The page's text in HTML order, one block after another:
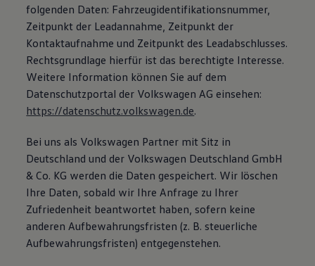
folgenden Daten: Fahrzeugidentifikationsnummer,
Zeitpunkt der Leadannahme, Zeitpunkt der
Kontaktaufnahme und Zeitpunkt des Leadabschlusses.
Rechtsgrundlage hierfür ist das berechtigte Interesse.
Weitere Information können Sie auf dem
Datenschutzportal der Volkswagen AG einsehen:
https://datenschutz.volkswagen.de.
Bei uns als Volkswagen Partner mit Sitz in
Deutschland und der Volkswagen Deutschland GmbH
& Co. KG werden die Daten gespeichert. Wir löschen
Ihre Daten, sobald wir Ihre Anfrage zu Ihrer
Zufriedenheit beantwortet haben, sofern keine
anderen Aufbewahrungsfristen (z. B. steuerliche
Aufbewahrungsfristen) entgegenstehen.